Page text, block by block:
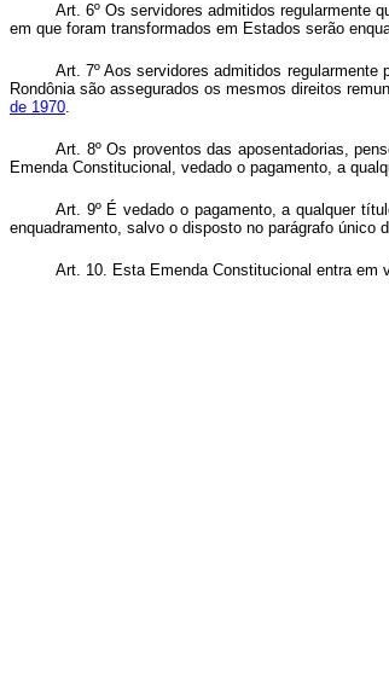
Art. 6º Os servidores admitidos regularmente
em que foram transformados em Estados serão
Art. 7º Aos servidores admitidos
Rondônia são assegurados os mesmos direitos
de 1970.
Art. 8º Os proventos das aposentadorias,
Emenda Constitucional, vedado o pagamento, a
Art. 9º É vedado o pagamento, a qualquer
enquadramento, salvo o disposto no parágrafo único
Art. 10. Esta Emenda Constitucional entra em